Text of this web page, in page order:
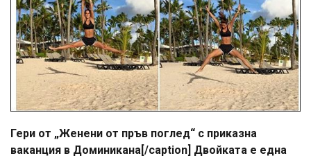
Гери от „Женени от пръв поглед“ с приказна
ваканция в Доминикана[/caption] Двойката е една